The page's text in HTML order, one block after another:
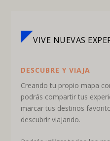
VIVE NUEVAS
DESCUBRE Y VIAJA
Creando tu propio mapa
podrás compartir tus
marcar tus destinos
descubrir viajando.